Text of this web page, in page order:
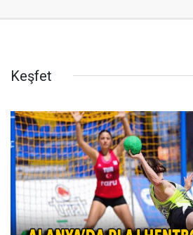
Keşfet